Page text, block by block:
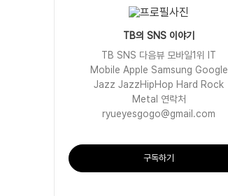
TB의 SNS 이야기
TB SNS 다음뷰 모바일1위 IT
Mobile Apple Samsung Google
Jazz JazzHipHop Hard Rock
Metal 연락처
ryueyesgogo@gmail.com
구독하기